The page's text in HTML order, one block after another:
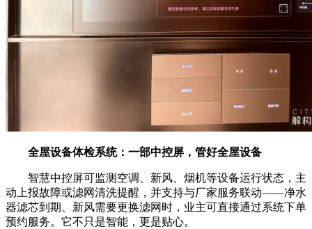
全屋设备体检系统：一部中控屏，管好全屋设备
智慧中控屏可监测空调、新风、烟机等设备运行状态，主
动上报故障或滤网清洗提醒，并支持与厂家服务联动——净水
器滤芯到期、新风需要更换滤网时，业主可直接通过系统下单
预约服务。它不只是智能，更是贴心。